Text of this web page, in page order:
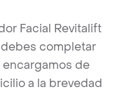
Facial Revitalift
completar
de
a la brevedad